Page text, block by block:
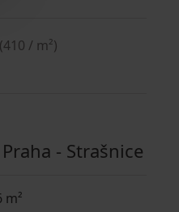
(410 / m²)
- Strašnice
m²